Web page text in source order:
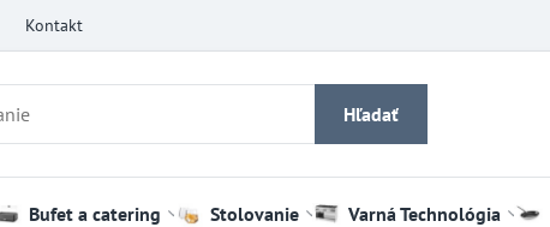
Kontakt
Hľadať
Bufet a catering Stolovanie Varná Technológia